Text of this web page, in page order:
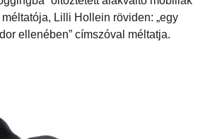
Lilli Hollein röviden: „egy
ellenében” címszóval méltatja.